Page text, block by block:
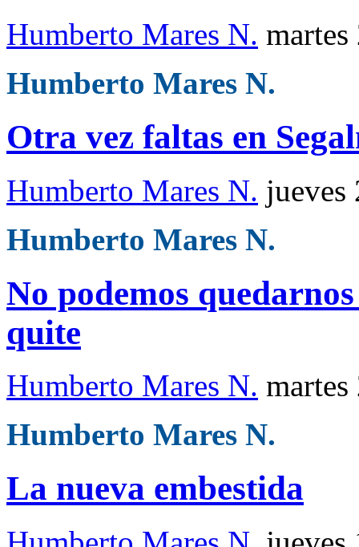
Humberto Mares N.
Humberto Mares N.
Otra vez faltas en
Humberto Mares N. jueves
Humberto Mares N.
No podemos
quite
Humberto Mares N.
Humberto Mares N.
La nueva embestida